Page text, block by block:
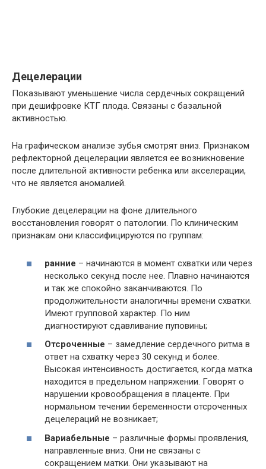
Децелерации
Показывают уменьшение числа сердечных сокращений
при дешифровке КТГ плода. Связаны с базальной
активностью.
На графическом анализе зубья смотрят вниз. Признаком
рефлекторной децелерации является ее возникновение
после длительной активности ребенка или акселерации,
что не является аномалией.
Глубокие децелерации на фоне длительного
восстановления говорят о патологии. По клиническим
признакам они классифицируются по группам:
ранние – начинаются в момент схватки или через
несколько секунд после нее. Плавно начинаются
и так же спокойно заканчиваются. По
продолжительности аналогичны времени схватки.
Имеют групповой характер. По ним
диагностируют сдавливание пуповины;
Отсроченные – замедление сердечного ритма в
ответ на схватку через 30 секунд и более.
Высокая интенсивность достигается, когда матка
находится в предельном напряжении. Говорят о
нарушении кровообращения в плаценте. При
нормальном течении беременности отсроченных
децелераций не возникает;
Вариабельные – различные формы проявления,
направленные вниз. Они не связаны с
сокращением матки. Они указывают на